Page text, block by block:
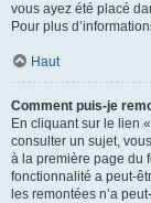
vous ayez été placé
Pour plus
Haut
Comment puis-je
En cliquant sur le lien
consulter un sujet,
à la première page du
fonctionnalité a peut-
les remontées n’a